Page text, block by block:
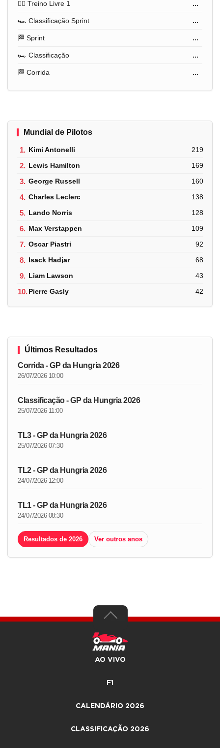
🏋️‍♂️ Treino Livre 1 ...
🏎️ Classificação Sprint ...
🏁 Sprint ...
🏎️ Classificação ...
🏁 Corrida ...
Mundial de Pilotos
1. Kimi Antonelli 219
2. Lewis Hamilton 169
3. George Russell 160
4. Charles Leclerc 138
5. Lando Norris 128
6. Max Verstappen 109
7. Oscar Piastri 92
8. Isack Hadjar 68
9. Liam Lawson 43
10.Pierre Gasly 42
Últimos Resultados
Corrida - GP da Hungria 2026
26/07/2026 10:00
Classificação - GP da Hungria 2026
25/07/2026 11:00
TL3 - GP da Hungria 2026
25/07/2026 07:30
TL2 - GP da Hungria 2026
24/07/2026 12:00
TL1 - GP da Hungria 2026
24/07/2026 08:30
Resultados de 2026 Ver outros anos
AO VIVO
F1
CALENDÁRIO 2026
CLASSIFICAÇÃO 2026